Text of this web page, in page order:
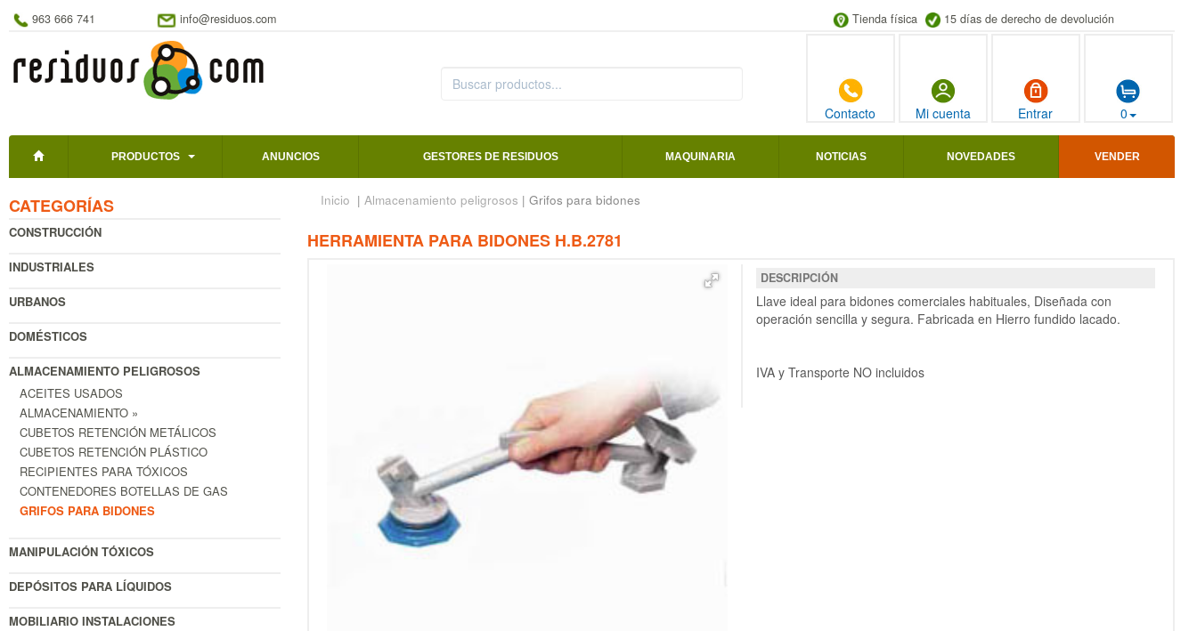
963 666 741 info@residuos.com Tienda física 15 días de derecho de devolución
Contacto Mi cuenta Entrar 0
PRODUCTOS ANUNCIOS GESTORES DE RESIDUOS MAQUINARIA NOTICIAS NOVEDADES VENDER
CATEGORÍAS
CONSTRUCCIÓN
INDUSTRIALES
URBANOS
DOMÉSTICOS
ALMACENAMIENTO PELIGROSOS
ACEITES USADOS
ALMACENAMIENTO »
CUBETOS RETENCIÓN METÁLICOS
CUBETOS RETENCIÓN PLÁSTICO
RECIPIENTES PARA TÓXICOS
CONTENEDORES BOTELLAS DE GAS
GRIFOS PARA BIDONES
MANIPULACIÓN TÓXICOS
DEPÓSITOS PARA LÍQUIDOS
MOBILIARIO INSTALACIONES
Inicio | Almacenamiento peligrosos | Grifos para bidones
HERRAMIENTA PARA BIDONES H.B.2781
DESCRIPCIÓN
Llave ideal para bidones comerciales habituales, Diseñada con
operación sencilla y segura. Fabricada en Hierro fundido lacado.
IVA y Transporte NO incluidos